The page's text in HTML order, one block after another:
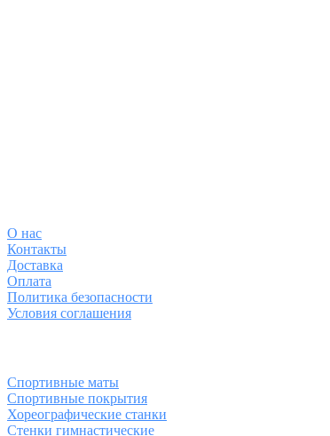
О нас
Контакты
Доставка
Оплата
Политика безопасности
Условия соглашения
Спортивные маты
Спортивные покрытия
Хореографические станки
Стенки гимнастические